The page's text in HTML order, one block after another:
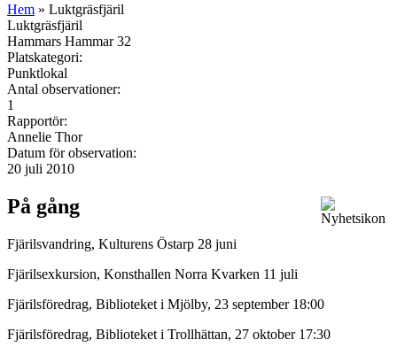
Hem » Luktgräsfjäril
Luktgräsfjäril
Hammars Hammar 32
Platskategori:
Punktlokal
Antal observationer:
1
Rapportör:
Annelie Thor
Datum för observation:
20 juli 2010
På gång
Fjärilsvandring, Kulturens Östarp 28 juni
Fjärilsexkursion, Konsthallen Norra Kvarken 11 juli
Fjärilsföredrag, Biblioteket i Mjölby, 23 september 18:00
Fjärilsföredrag, Biblioteket i Trollhättan, 27 oktober 17:30